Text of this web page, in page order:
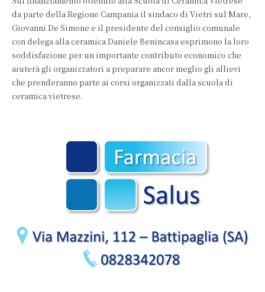
da parte della Regione Campania il sindaco di Vietri sul Mare,
Giovanni De Simone e il presidente del consiglio comunale
con delega alla ceramica Daniele Benincasa esprimono la loro
soddisfazione per un importante contributo economico che
aiuterà gli organizzatori a preparare ancor meglio gli allievi
che prenderanno parte ai corsi organizzati dalla scuola di
ceramica vietrese.